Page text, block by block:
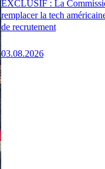
EXCLUSIF : La
remplacer la tech
de recrutement
03.08.2026